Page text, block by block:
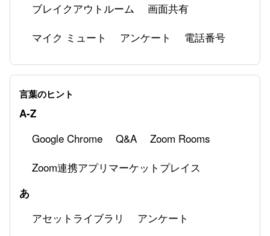
共有画面に黒い四角が映る
Zoom Phone 関連
シューティング
ブレイクアウトルーム
画面共有
マイク ミュート
アンケート 電話番号
言葉のヒント
A-Z
Google Chrome Q&A
Zoom Rooms
Zoom連携アプリマーケットプレイス
あ
アセットライブラリ
アンケート